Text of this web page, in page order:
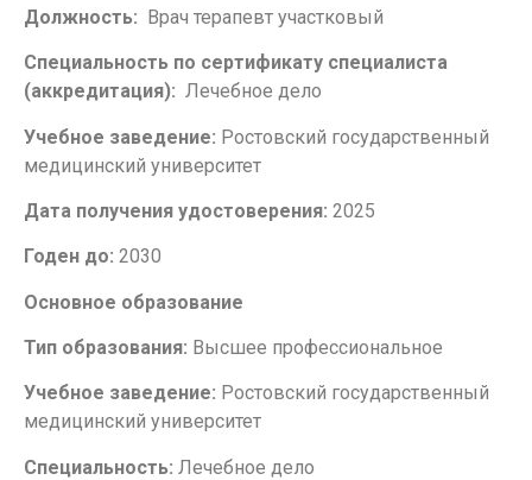
Должность: Врач терапевт участковый
Специальность по сертификату специалиста
(аккредитация): Лечебное дело
Учебное заведение: Ростовский государственный
медицинский университет
Дата получения удостоверения: 2025
Годен до: 2030
Основное образование
Тип образования: Высшее профессиональное
Учебное заведение: Ростовский государственный
медицинский университет
Специальность: Лечебное дело